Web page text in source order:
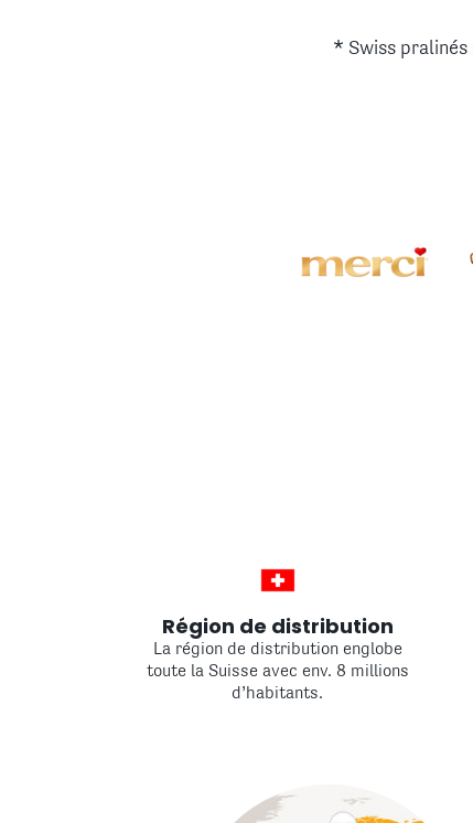
* Swiss pralinés
Région de distribution
La région de distribution englobe
toute la Suisse avec env. 8 millions
d’habitants.